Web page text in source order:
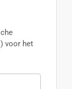
voor het